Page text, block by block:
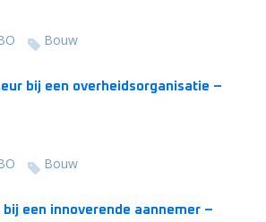
Bouw
bij een overheidsorganisatie –
Bouw
een innoverende aannemer –